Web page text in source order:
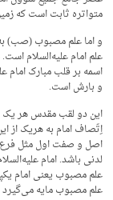
متواتره ثابت است که
و اما علم مصبوب (صب) به
علم امام علیه‌السلام
اسمه بر قلب مبارک امام
و بارش است.
این دو لقب مقدس هر یک
اِتّصاف امام به هریک از
اصل و صفت اول مثل
لدنی باشد. امام
علم مصبوب یعنی امام
علم مصبوب مایه می‌گیرد